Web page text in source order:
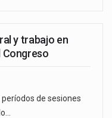
y trabajo en
Congreso
de sesiones